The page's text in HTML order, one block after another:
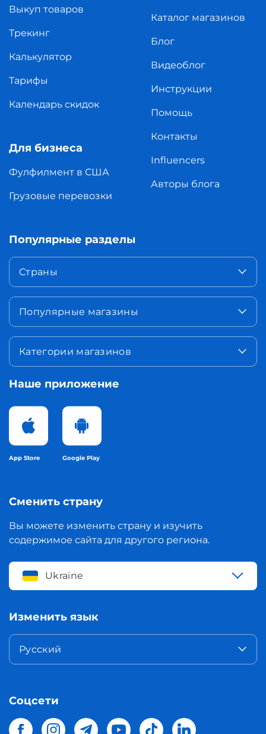
Выкуп товаров
Трекинг
Калькулятор
Тарифы
Календарь скидок
Для бизнеса
Фулфилмент в США
Грузовые перевозки
Каталог магазинов
Блог
Видеоблог
Инструкции
Помощь
Контакты
Influencers
Авторы блога
Популярные разделы
Страны
Популярные магазины
Категории магазинов
Наше приложение
App Store Google Play
Сменить страну
Вы можете изменить страну и изучить
содержимое сайта для другого региона.
Ukraine
Изменить язык
Русский
Соцсети